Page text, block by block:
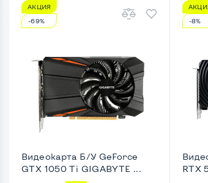
Тип видеокарты
Размер видеопамяти, Гб
Удобство пользования:
Типоразмер корпуса
Крепление на монитор сзади
АКЦИЯ
-69%
Видеокарта Б/У GeForce
GTX 1050 Ti GIGABYTE ...
-8%
RTX